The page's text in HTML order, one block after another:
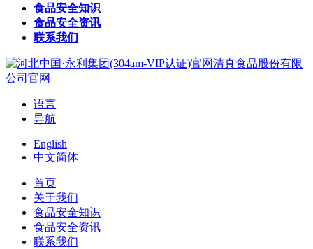
食品安全知识
食品安全资讯
联系我们
语言
导航
English
中文简体
首页
关于我们
食品安全知识
食品安全资讯
联系我们